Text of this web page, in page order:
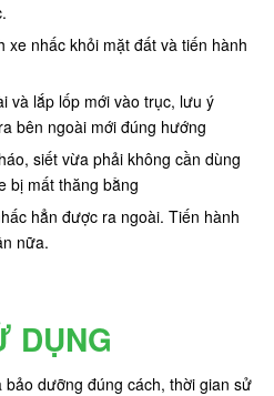
xe nhấc khỏi mặt đất và tiến hành
và lắp lốp mới vào trục, lưu ý
bên ngoài mới đúng hướng
siết vừa phải không cần dùng
bị mất thăng bằng
hẳn được ra ngoài. Tiến hành
nữa.
DỤNG
dưỡng đúng cách, thời gian sử